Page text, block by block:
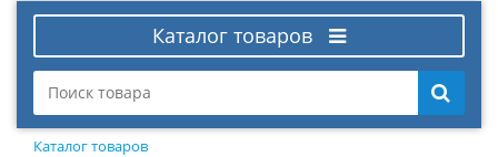
Каталог товаров
Каталог товаров